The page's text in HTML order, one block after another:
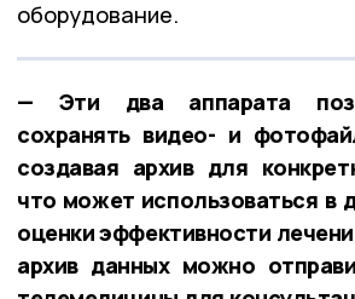
оборудование.
— Эти два аппарата
сохранять видео- и
создавая архив для
что может использоваться в
оценки эффективности
архив данных можно